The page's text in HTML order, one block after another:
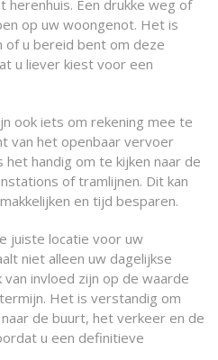
Een drukke weg of
op uw woongenot. Het is
u bereid bent om deze
u liever kiest voor een
ook iets om rekening mee te
van het openbaar vervoer
handig om te kijken naar de
of tramlijnen. Dit kan
en tijd besparen.
juiste locatie voor uw
niet alleen uw dagelijkse
invloed zijn op de waarde
Het is verstandig om
de buurt, het verkeer en de
u een definitieve